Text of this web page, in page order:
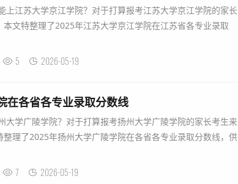
江苏大学京江学院？对于打算报考江苏大学京江学院的家长
文特整理了2025年江苏大学京江学院在江苏省各专业录取
5 2026-05-19
在各省各专业录取分数线
学广陵学院？对于打算报考扬州大学广陵学院的家长考生来
理了2025年扬州大学广陵学院在各省各专业录取分数线，供
7 2026-05-19